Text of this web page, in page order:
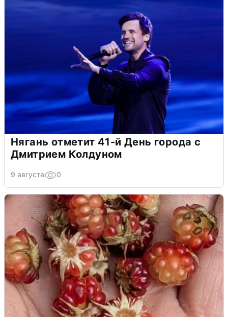
Нягань отметит 41-й День города с
Дмитрием Колдуном
9 августа 0